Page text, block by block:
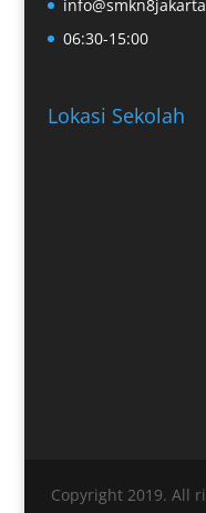
06:30-15:00
Lokasi Sekolah
Copyright 2019. All